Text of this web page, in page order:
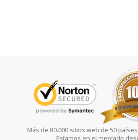
Más de 80.000 sitios web de 50
Estamos en el mercado